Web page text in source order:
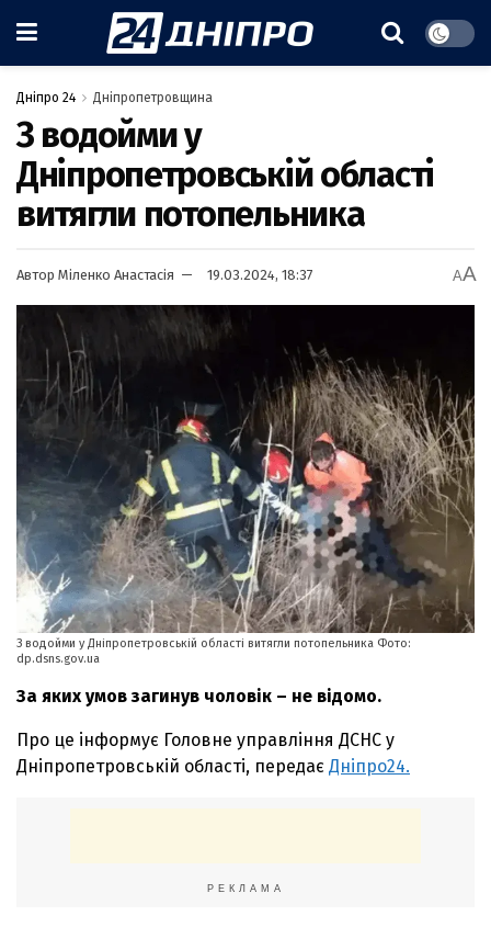
Дніпро 24 Дніпропетровщина
З водойми у
Дніпропетровській області
витягли потопельника
Автор Міленко Анастасія 19.03.2024, 18:37 AA
З водойми у Дніпропетровській області витягли потопельника Фото:
dp.dsns.gov.ua
За яких умов загинув чоловік – не відомо.
Про це інформує Головне управління ДСНС у
Дніпропетровській області, передає Дніпро24.
РЕКЛАМА